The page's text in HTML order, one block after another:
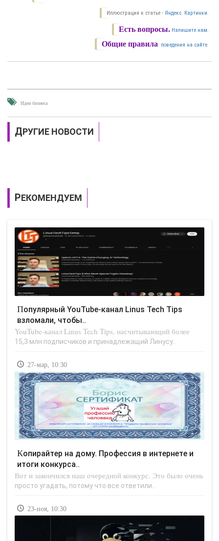
Иллюстрация к статье - Яндекс. Картинки.
Есть вопросы. Напишите нам.
Общие правила поведения на сайте.
Идеи бизнеса
ДРУГИЕ НОВОСТИ
РЕКОМЕНДУЕМ
Популярный YouTube-канал Linus Tech Tips
взломали, чтобы..
YouTube-канал Linus Tech Tips, насчитывающий более
15,3 млн подписчиков и принадлежащий Линусу..
27-мар, 10:30
Копирайтер на дому. Профессия в интернете и
итоги конкурса..
Вот и закончился наш очередной конкурс. Это было очень
просто угадать, потому что все ответили..
23-ноя, 10:30